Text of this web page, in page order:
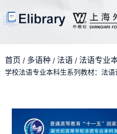
首页 / 多语种 / 法语 / 法语专业
学校法语专业本科生系列教材：法